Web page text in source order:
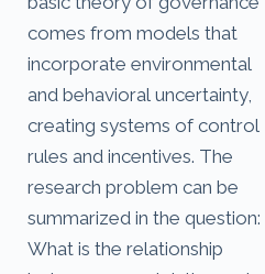
comes from models that
incorporate environmental
and behavioral uncertainty,
creating systems of control
rules and incentives. The
research problem can be
summarized in the question:
What is the relationship